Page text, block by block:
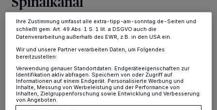
Kamp-Lintfort·Starke Schmerzen und schwere
Beine sind nicht leicht zu ertragen. Hinter solchen
Beschwerden steckt nicht selten eine Erkrankung der
Wirbelsäule.
06.03.2025 , 11:29 Uhr Eine Minute Lesezeit
Informationen finden Sie in unserer Datenschutzerklärung.
Ihre Zustimmung umfasst alle extra-tipp-am-sonntag.de-Seiten und
schließt gem. Art. 49 Abs. 1 S. 1 lit. a DSGVO auch die
Datenverarbeitung außerhalb des EWR, z.B. in den USA ein.
Wir und unsere Partner verarbeiten Daten, um Folgendes
bereitzustellen:
Verwendung genauer Standortdaten. Endgeräteeigenschaften zur
Identifikation aktiv abfragen. Speichern von oder Zugriff auf
Informationen auf einem Endgerät. Personalisierte Werbung und
Inhalte, Messung von Werbeleistung und der Performance von
Inhalten, Zielgruppenforschung sowie Entwicklung und Verbesserung
von Angeboten.